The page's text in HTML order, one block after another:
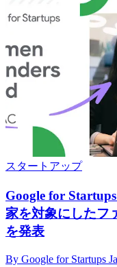
スタートアップ
Google for
家を対象にしたフ
を発表
By Google for Startups